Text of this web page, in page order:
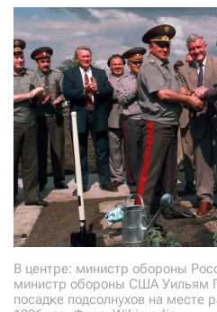
В центре: министр обороны
министр обороны США Уильям
посадке подсолнухов на месте